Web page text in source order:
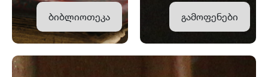
ბიბლიოთეკა გამოფენები